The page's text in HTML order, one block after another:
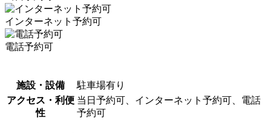
インターネット予約可
電話予約可
施設・設備
駐車場有り
アクセス・利便
性
当日予約可、インターネット予約可、電話
予約可